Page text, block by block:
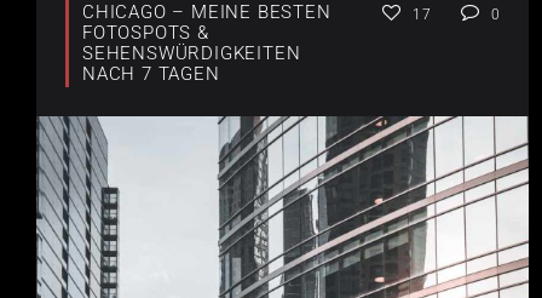
CHICAGO – MEINE BESTEN
FOTOSPOTS &
SEHENSWÜRDIGKEITEN
NACH 7 TAGEN
17 0